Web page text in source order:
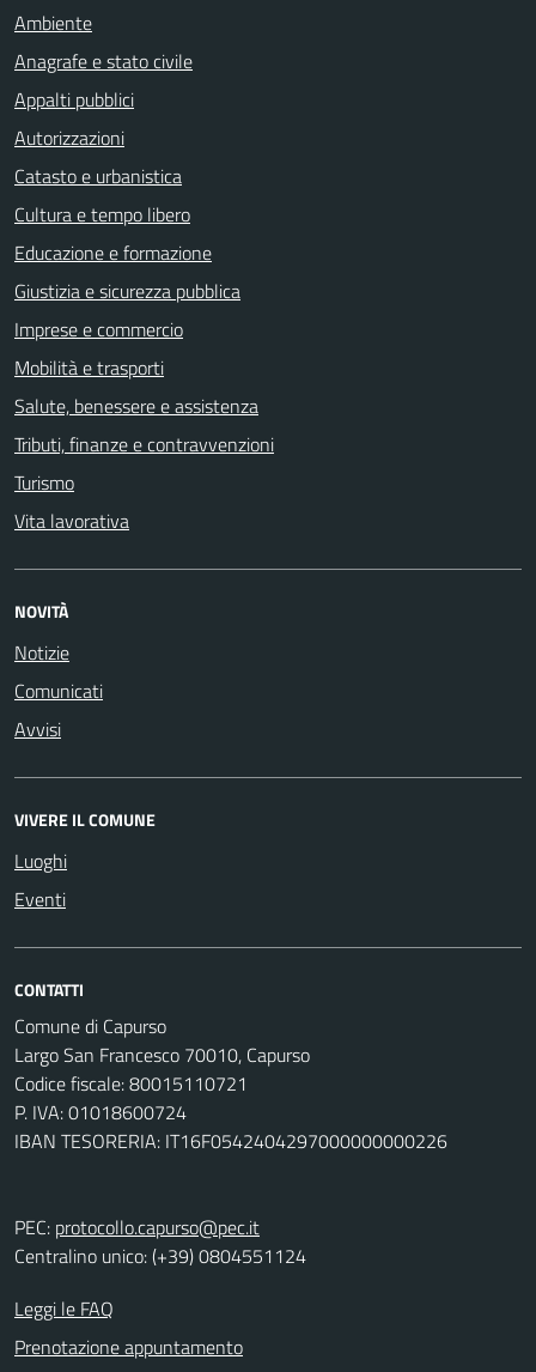
Ambiente
Anagrafe e stato civile
Appalti pubblici
Autorizzazioni
Catasto e urbanistica
Cultura e tempo libero
Educazione e formazione
Giustizia e sicurezza pubblica
Imprese e commercio
Mobilità e trasporti
Salute, benessere e assistenza
Tributi, finanze e contravvenzioni
Turismo
Vita lavorativa
NOVITÀ
Notizie
Comunicati
Avvisi
VIVERE IL COMUNE
Luoghi
Eventi
CONTATTI
Comune di Capurso
Largo San Francesco 70010, Capurso
Codice fiscale: 80015110721
P. IVA: 01018600724
IBAN TESORERIA: IT16F0542404297000000000226
PEC: protocollo.capurso@pec.it
Centralino unico: (+39) 0804551124
Leggi le FAQ
Prenotazione appuntamento